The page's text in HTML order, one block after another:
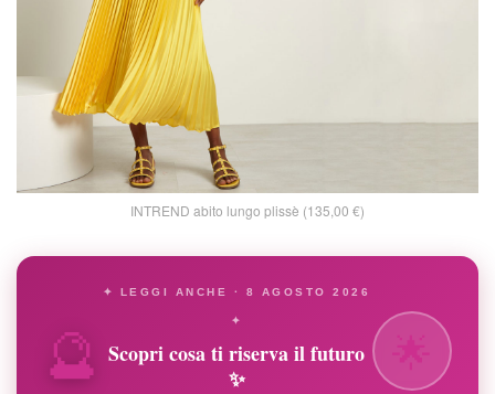
INTREND abito lungo plissè (135,00 €)
🔮
✦ LEGGI ANCHE · 8 AGOSTO 2026
✦
Scopri cosa ti riserva il futuro
✨